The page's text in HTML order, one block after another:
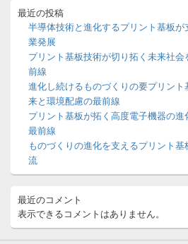
バ最近の投稿
半導体技術と進化するプリント基板
業発展
プリント基板技術が切り拓く未来社
前線
進化し続けるものづくりの要プリン
来と環境配慮の最前線
プリント基板が拓く高度電子機器の
最前線
ものづくりの進化を支えるプリント
流
最近のコメント
表示できるコメントはありません。